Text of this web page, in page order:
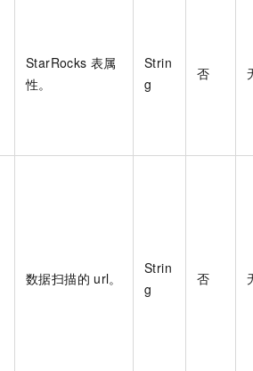
StarRocks 表属
性。
Strin
g
否
数据扫描的 url。
Strin
g
否